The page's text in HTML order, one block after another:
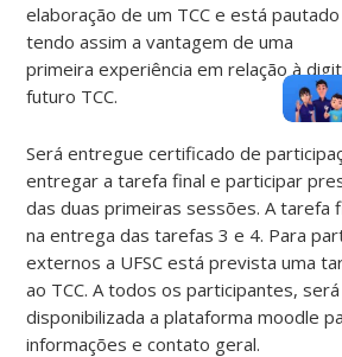
elaboração de um TCC e está
tendo assim a vantagem de uma
primeira experiência em relação à
futuro TCC.
Será entregue certificado de
entregar a tarefa final e participar
das duas primeiras sessões. A tarefa
na entrega das tarefas 3 e 4. Para
externos a UFSC está prevista uma
ao TCC. A todos os participantes, será
disponibilizada a plataforma moodle
informações e contato geral.